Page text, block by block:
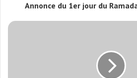
Annonce du 1er jour du